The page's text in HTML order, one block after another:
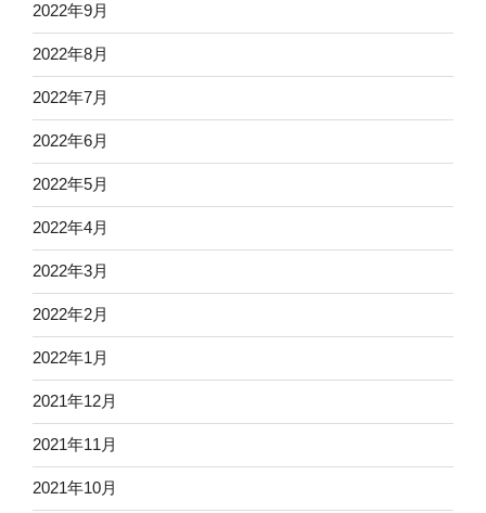
2022年9月
2022年8月
2022年7月
2022年6月
2022年5月
2022年4月
2022年3月
2022年2月
2022年1月
2021年12月
2021年11月
2021年10月